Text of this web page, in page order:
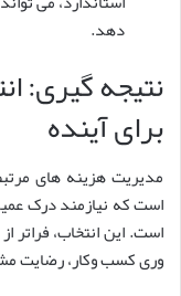
دهد.
نتیجه گیری:
برای آینده
مدیریت هزینه های
است که نیازمند درک
است. این انتخاب، فراتر
وری کسب وکار، رضایت